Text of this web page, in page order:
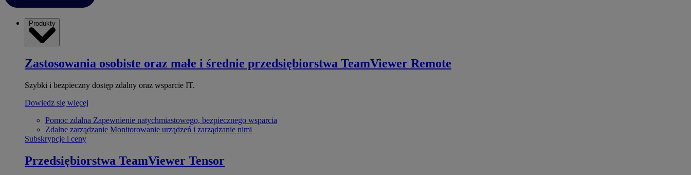
Produkty
Zastosowania osobiste oraz małe i średnie przedsiębiorstwa TeamViewer Remote
Szybki i bezpieczny dostęp zdalny oraz wsparcie IT.
Dowiedz się więcej
Pomoc zdalna Zapewnienie natychmiastowego, bezpiecznego wsparcia
Zdalne zarządzanie Monitorowanie urządzeń i zarządzanie nimi
Subskrypcje i ceny
Przedsiębiorstwa TeamViewer Tensor